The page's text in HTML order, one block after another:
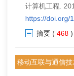
计算机工程.
https://doi.org/
摘要 ( 468 )
移动互联与通信技